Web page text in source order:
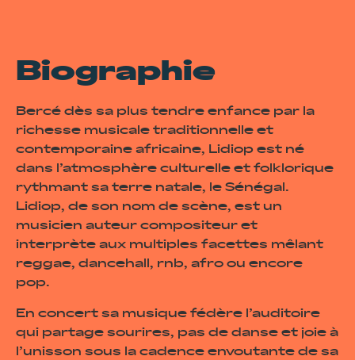
Biographie
Bercé dès sa plus tendre enfance par la
richesse musicale traditionnelle et
contemporaine africaine, Lidiop est né
dans l’atmosphère culturelle et folklorique
rythmant sa terre natale, le Sénégal.
Lidiop, de son nom de scène, est un
musicien auteur compositeur et
interprète aux multiples facettes mêlant
reggae, dancehall, rnb, afro ou encore
pop.
En concert sa musique fédère l’auditoire
qui partage sourires, pas de danse et joie à
l’unisson sous la cadence envoutante de sa